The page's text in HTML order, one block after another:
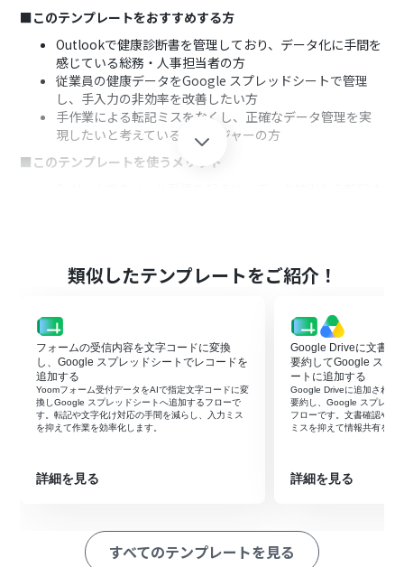
■このテンプレートをおすすめする方
Outlookで健康診断書を管理しており、データ化に手間を
感じている総務・人事担当者の方
従業員の健康データをGoogle スプレッドシートで管理
し、手入力の非効率を改善したい方
手作業による転記ミスをなくし、正確なデータ管理を実
現したいと考えているマネージャーの方
■このテンプレートを使うメリット
す。
はじめに、OutlookとGoogle スプレッドシートをYoom
と連携します。
次に、トリガーでOutlookを選択し、「メールを受信した
ら」というアクションを設定します。
続いて、オペレーションでOutlookの「メールの添付ファ
イルの情報を取得する」アクションを設定します。
AI機能の「画像・PDFから文字を読み取る」アクションを
る」アクションを設定し、OCRで読み取ったデータを追
加します。
類似したテンプレートをご紹介！
フォームの受信内容を文字コードに変換
し、Google スプレッドシートでレコードを
追加する
Yoomフォーム受付データをAIで指定文字コードに変
換しGoogle スプレッドシートへ追加するフローで
す。転記や文字化け対応の手間を減らし、入力ミス
を抑えて作業を効率化します。
詳細を見る
Google Driveに文書が
要約してGoogle スプ
ートに追加する
Google Driveに追加された
要約し、Google スプレッ
フローです。文書確認や転
ミスを抑えて情報共有を早
詳細を見る
すべてのテンプレートを見る